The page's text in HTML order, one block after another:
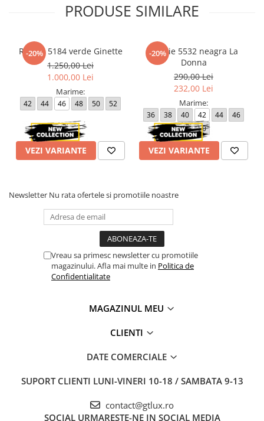
PRODUSE SIMILARE
-20%
Rochie 5184 verde Ginette
1.250,00 Lei
1.000,00 Lei
Marime:
42 44 46 48 50 52
VEZI VARIANTE
-20%
Rochie 5532 neagra La
Donna
290,00 Lei
232,00 Lei
Marime:
36 38 40 42 44
46
48
50
VEZI VARIANTE
Newsletter Nu rata ofertele si promotiile noastre
Vreau sa primesc newsletter cu promotiile
magazinului. Afla mai multe in Politica de
Confidentialitate
MAGAZINUL MEU
CLIENTI
DATE COMERCIALE
SUPORT CLIENTI LUNI-VINERI 10-18 / SAMBATA 9-13
contact@gtlux.ro
SOCIAL URMARESTE-NE IN SOCIAL MEDIA